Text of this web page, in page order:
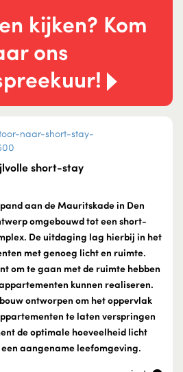
kijken? Kom
ons
short-stay
aan de Mauritskade in Den
omgebouwd tot een short-
De uitdaging lag hierbij in het
met genoeg licht en ruimte.
om te gaan met de ruimte hebben
kunnen realiseren.
ontworpen om het oppervlak
te laten verspringen
de optimale hoeveelheid licht
aangename leefomgeving.